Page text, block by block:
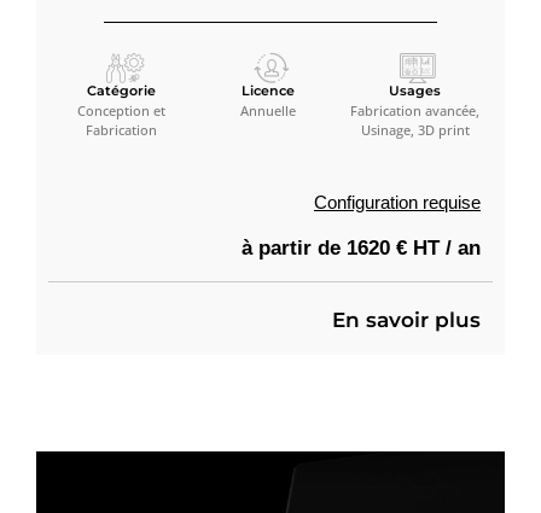
Catégorie
Conception et
Fabrication
Licence
Annuelle
Usages
Fabrication avancée,
Usinage, 3D print
Configuration requise
à partir de 1620 € HT / an
En savoir plus